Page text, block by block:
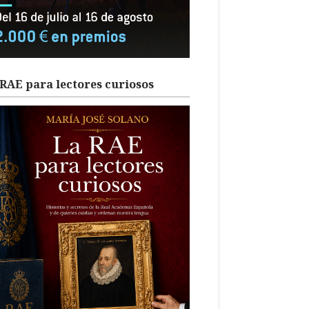
para lectores curiosos